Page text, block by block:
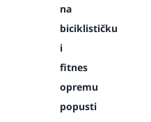
na
biciklističku
i
fitnes
opremu
popusti